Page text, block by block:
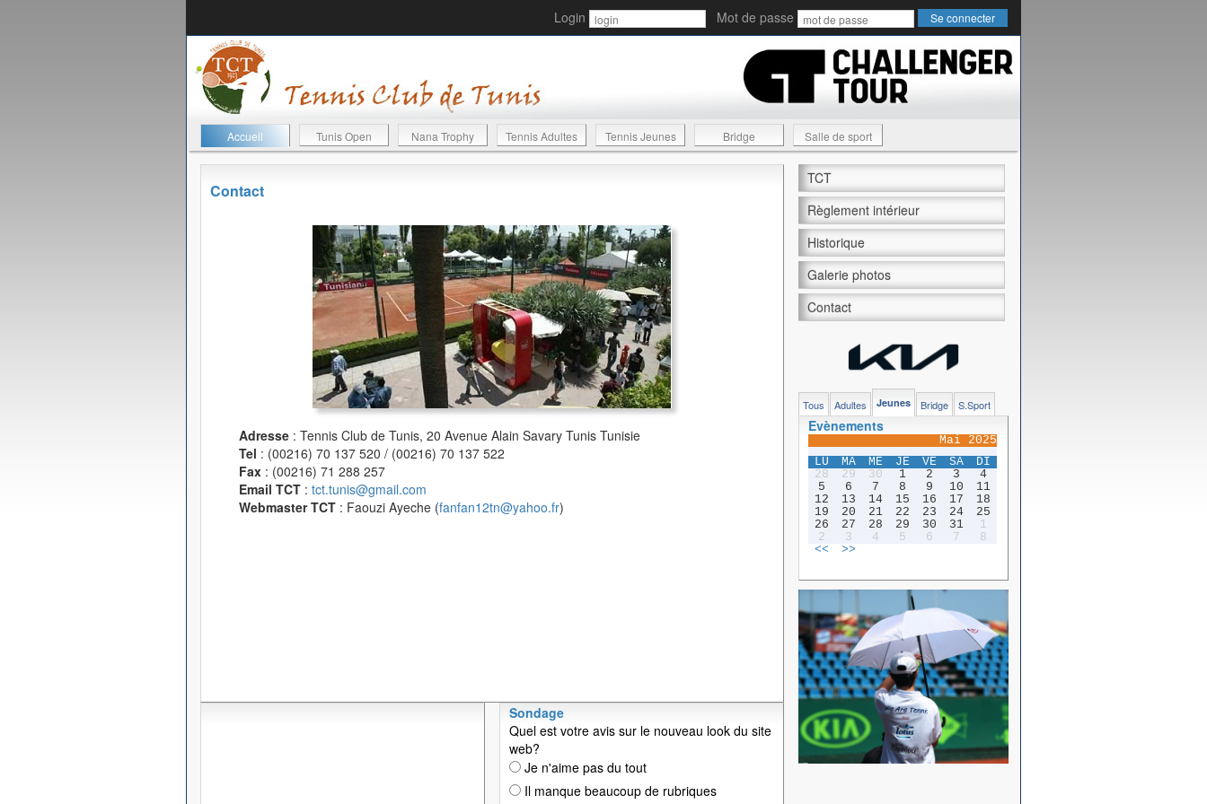
Login Mot de passe
Accueil Tunis Open Nana Trophy Tennis Adultes Tennis Jeunes Bridge Salle de sport
Contact
Adresse : Tennis Club de Tunis, 20 Avenue Alain Savary Tunis Tunisie
Tel : (00216) 70 137 520 / (00216) 70 137 522
Fax : (00216) 71 288 257
Email TCT : tct.tunis@gmail.com
Webmaster TCT : Faouzi Ayeche (fanfan12tn@yahoo.fr)
Sondage
Quel est votre avis sur le nouveau look du site
web?
Je n'aime pas du tout
Il manque beaucoup de rubriques
TCT
Règlement intérieur
Historique
Galerie photos
Contact
Tous Adultes Jeunes Bridge S.Sport
Evènements
Mai 2025
LU
MA ME JE VE SA
DI
28
29 30 1 2 3
4
5
6 7 8 9 10
11
12
13 14 15 16 17
18
19
20 21 22 23 24
25
26
27 28 29 30 31
1
2
3 4 5 6 7
8
<<
>>